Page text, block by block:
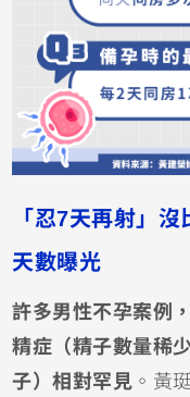
「忍7天再射」
天數曝光
許多男性不孕案例
精症（精子數量稀
子）相對罕見 。黃